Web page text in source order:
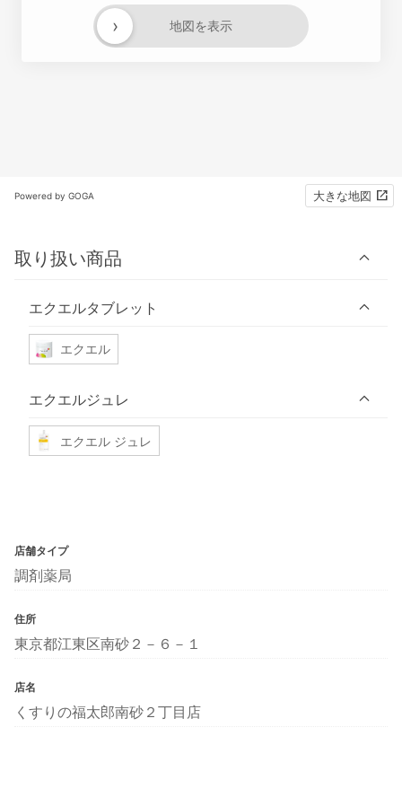
地図を表示
›
Powered by GOGA 大きな地図
取り扱い商品
エクエルタブレット
エクエル
エクエルジュレ
エクエル ジュレ
店舗タイプ
調剤薬局
住所
東京都江東区南砂２－６－１
店名
くすりの福太郎南砂２丁目店